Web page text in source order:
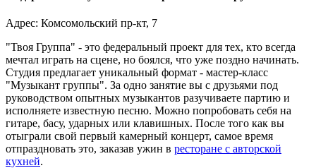
Адрес: Комсомольский пр-кт, 7
"Твоя Группа" - это федеральный проект для тех, кто всегда
мечтал играть на сцене, но боялся, что уже поздно начинать.
Студия предлагает уникальный формат - мастер-класс
"Музыкант группы". За одно занятие вы с друзьями под
руководством опытных музыкантов разучиваете партию и
исполняете известную песню. Можно попробовать себя на
гитаре, басу, ударных или клавишных. После того как вы
отыграли свой первый камерный концерт, самое время
отпраздновать это, заказав ужин в ресторане с авторской
кухней.